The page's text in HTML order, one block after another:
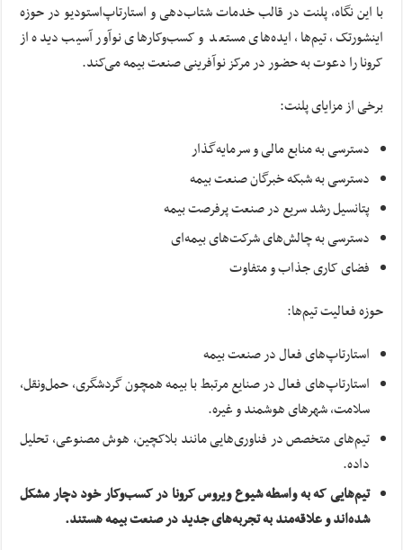
با این نگاه، پلنت در قالب خدمات شتاب‌دهی و استارتاپ‌استودیو در حوزه
اینشورتک، تیم‌ها، ایده‌های مستعد و کسب‌وکارهای نوآور آسیب دیده از
کرونا را دعوت به حضور در مرکز نوآفرینی صنعت بیمه می‌کند.
برخی از مزایای پلنت:
دسترسی به منابع مالی و سرمایه‌گذار
دسترسی به شبکه خبرگان صنعت بیمه
پتانسیل رشد سریع در صنعت پرفرصت بیمه
دسترسی به چالش‌های شرکت‌های بیمه‌ای
فضای کاری جذاب و متفاوت
حوزه فعالیت تیم‌ها:
استارتاپ‌های فعال در صنعت بیمه
استارتاپ‌های فعال در صنایع مرتبط با بیمه همچون گردشگری، حمل‌ونقل،
سلامت، شهرهای هوشمند و غیره.
تیم‌های متخصص در فناوری‌هایی مانند بلاکچین، هوش مصنوعی، تحلیل
داده.
تیمهایی که به واسطه شیوع ویروس کرونا در کسبوکار خود دچار مشکل
شده‌اند و علاقه‌مند به تجربه‌های جدید در صنعت بیمه هستند.